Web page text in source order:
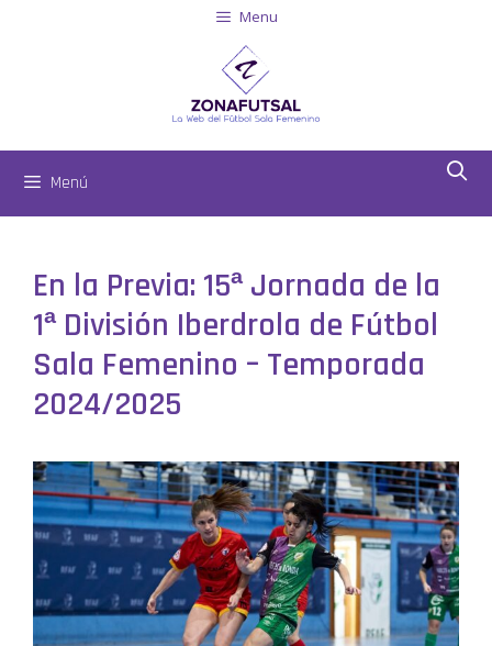
Menu
Menú
En la Previa: 15ª Jornada de la
1ª División Iberdrola de Fútbol
Sala Femenino – Temporada
2024/2025